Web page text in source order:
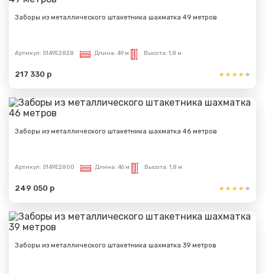
Заборы из металлического штакетника шахматка 49 метров
Артикул: S149E2828 Длина: 49 м Высота: 1,8 м
217 330 р
Заборы из металлического штакетника шахматка 46 метров
Артикул: S149E2800 Длина: 46 м Высота: 1,8 м
249 050 р
Заборы из металлического штакетника шахматка 39 метров